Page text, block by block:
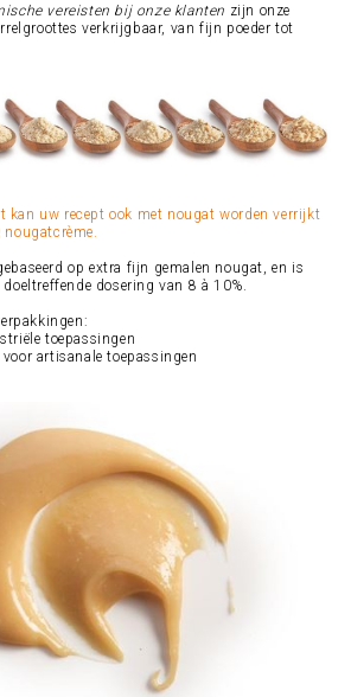
vereisten bij onze klanten zijn onze
verkrijgbaar, van fijn poeder tot
kan uw recept ook met nougat worden verrijkt
op extra fijn gemalen nougat, en is
dosering van 8 à 10%.
toepassingen
artisanale toepassingen